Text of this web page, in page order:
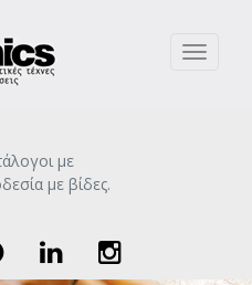
Toggle
με
με βίδες.